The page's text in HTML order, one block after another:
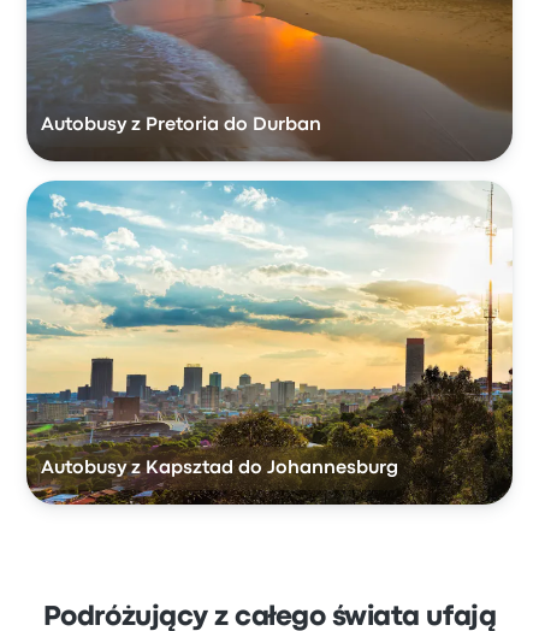
Autobusy z Pretoria do Durban
Autobusy z Kapsztad do Johannesburg
Podróżujący z całego świata ufają